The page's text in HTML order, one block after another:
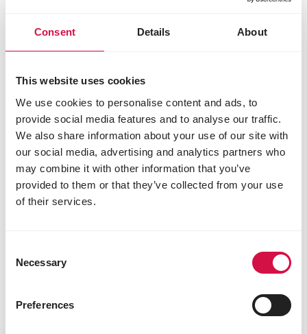
Consent Details About
This website uses cookies
We use cookies to personalise content and ads, to
provide social media features and to analyse our traffic.
We also share information about your use of our site with
our social media, advertising and analytics partners who
may combine it with other information that you’ve
provided to them or that they’ve collected from your use
of their services.
Selection
Necessary
Preferences
– Huhn – alle Rassen